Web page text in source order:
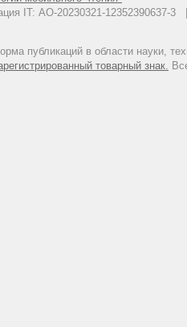
IT: АО-20230321-
публикаций в области науки,
товарный знак.